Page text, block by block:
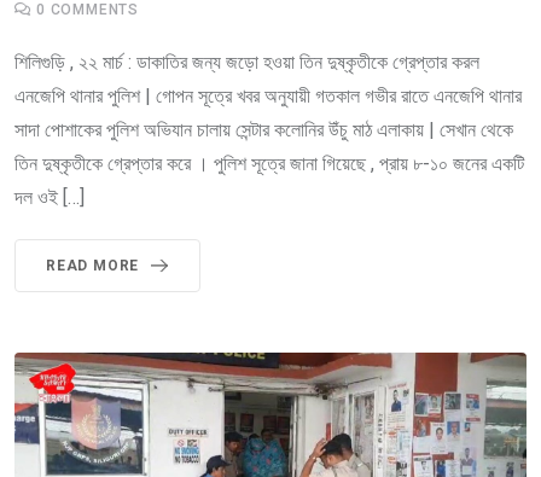
0 COMMENTS
শিলিগুড়ি , ২২ মার্চ : ডাকাতির জন্য জড়ো হওয়া তিন দুষ্কৃতীকে গ্রেপ্তার করল
এনজেপি থানার পুলিশ | গোপন সূত্রে খবর অনুযায়ী গতকাল গভীর রাতে এনজেপি থানার
সাদা পোশাকের পুলিশ অভিযান চালায় সেন্টার কলোনির উঁচু মাঠ এলাকায় | সেখান থেকে
তিন দুষ্কৃতীকে গ্রেপ্তার করে । পুলিশ সূত্রে জানা গিয়েছে , প্রায় ৮-১০ জনের একটি
দল ওই […]
READ MORE